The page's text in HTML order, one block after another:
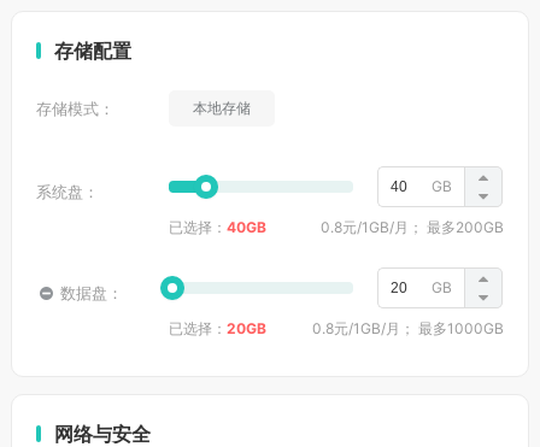
1核 1G
存储配置
存储模式： 本地存储
系统盘： GB
0.8元/1GB/月 ； 最多200GB
已选择： 40GB
数据盘： GB
0.8元/1GB/月 ； 最多1000GB
已选择： 20GB
网络与安全